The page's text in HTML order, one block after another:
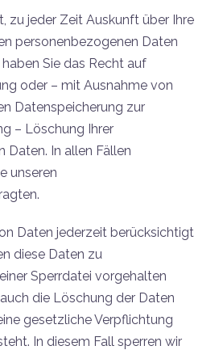
zu jeder Zeit Auskunft über Ihre
personenbezogenen Daten
Sie das Recht auf
oder – mit Ausnahme von
Datenspeicherung zur
– Löschung Ihrer
Daten. In allen Fällen
unseren
Daten jederzeit berücksichtigt
diese Daten zu
Sperrdatei vorgehalten
die Löschung der Daten
gesetzliche Verpflichtung
In diesem Fall sperren wir